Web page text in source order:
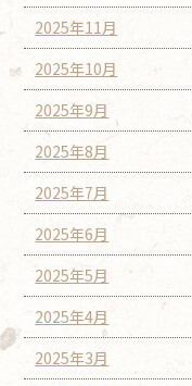
2025年11月
2025年10月
2025年9月
2025年8月
2025年7月
2025年6月
2025年5月
2025年4月
2025年3月